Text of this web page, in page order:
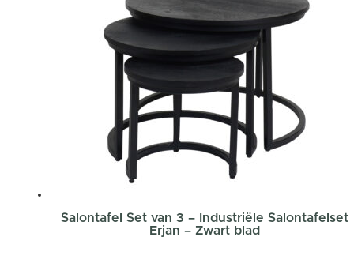
Salontafel Set van 3 – Industriële Salontafelset
Erjan – Zwart blad